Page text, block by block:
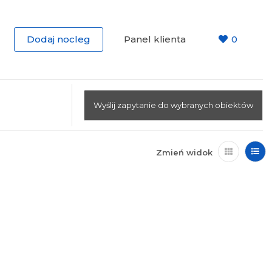
Dodaj nocleg Panel klienta 0
Wyślij zapytanie do wybranych obiektów
Zmień widok